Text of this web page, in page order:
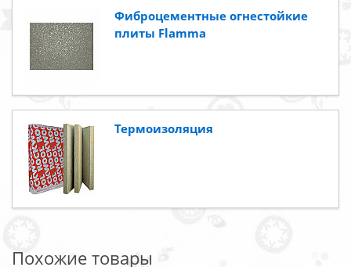
Фиброцементные огнестойкие
плиты Flamma
Термоизоляция
Похожие товары